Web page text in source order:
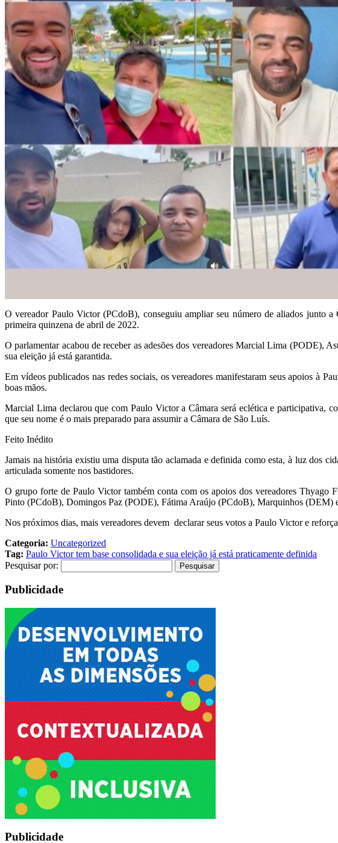
O vereador Paulo Victor (PCdoB), conseguiu ampliar seu número de aliados junto
primeira quinzena de abril de 2022.
O parlamentar acabou de receber as adesões dos vereadores Marcial Lima (PODE),
sua eleição já está garantida.
Em vídeos publicados nas redes sociais, os vereadores manifestaram seus apoios à
boas mãos.
Marcial Lima declarou que com Paulo Victor a Câmara será eclética e participativa,
que seu nome é o mais preparado para assumir a Câmara de São Luís.
Feito Inédito
Jamais na história existiu uma disputa tão aclamada e definida como esta, à luz dos
articulada somente nos bastidores.
O grupo forte de Paulo Victor também conta com os apoios dos vereadores
Pinto (PCdoB), Domingos Paz (PODE), Fátima Araújo (PCdoB), Marquinhos (DEM)
Nos próximos dias, mais vereadores devem declarar seus votos a Paulo Victor e
Categoria: Uncategorized
Tag: Paulo Victor tem base consolidada e sua eleição já está praticamente definida
Pesquisar por:
Publicidade
Publicidade